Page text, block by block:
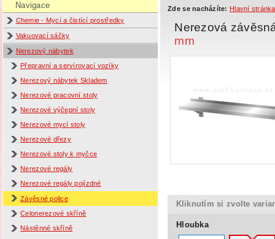
Navigace
Chemie - Mycí a čistící prostředky
Vakuovací sáčky
Nerezový nábytek
Přepravní a servírovací vozíky
Nerezový nábytek Skladem
Nerezové pracovní stoly
Nerezové výčepní stoly
Nerezové mycí stoly
Nerezové dřezy
Nerezové stoly k myčce
Nerezové regály
Nerezové regály pojízdné
Závěsné police
Celonerezové skříně
Nástěnné skříně
Zde se nacházíte: Hlavní stránka
Nerezová
mm
Kliknutím si zvolte
Hloubka